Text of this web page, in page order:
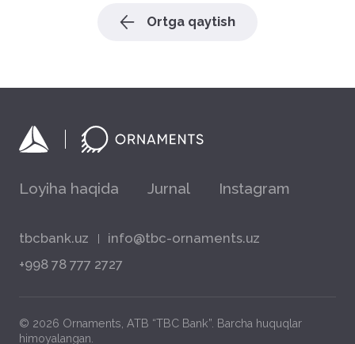
Ortga qaytish
Loyiha haqida Jurnal Instagram
© 2026 Ornaments, ATB “TBC Bank”. Barcha huquqlar
himoyalangan.
tbcbank.uz
info@tbc-ornaments.uz
+998 78 777 2727